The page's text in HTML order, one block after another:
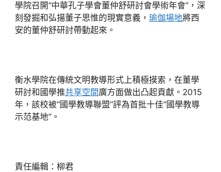
學院召開“中華孔子學會董仲舒研討會學術年會”，深
刻發掘和弘揚董子思惟的現實意義， 瑜伽場地將西
安的董仲舒研討帶動起來。
衡水學院在傳統文明教導形式上積極摸索，在董學
研討和國學推共享空間廣方面做出凸起貢獻。2015
年，該校被“國學教導聯盟”評為首批十佳“國學教導
示范基地”。
責任編輯：柳君